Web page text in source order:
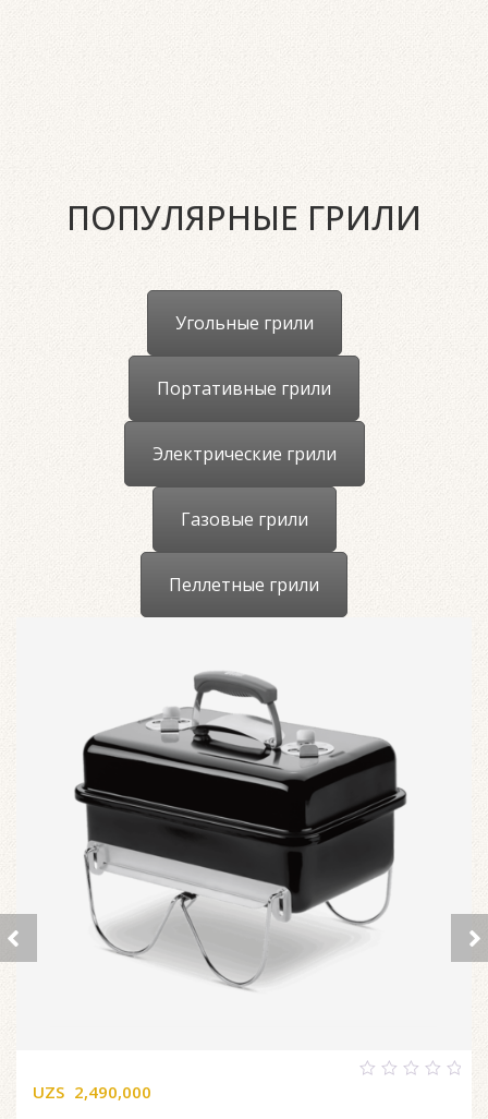
ПОПУЛЯРНЫЕ ГРИЛИ
Угольные грили
Портативные грили
Электрические грили
Газовые грили
Пеллетные грили
UZS 2,490,000